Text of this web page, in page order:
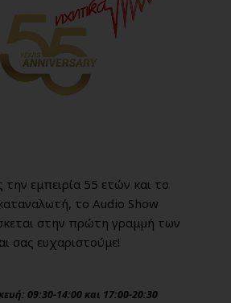
εμπειρία 55 ετών και το
το Audio Show
στην πρώτη γραμμή των
σας ευχαριστούμε!
09:30-14:00 και 17:00-20:30